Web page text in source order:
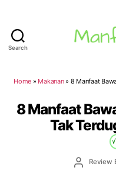
Search
Home » Makanan» 8 Manfaat
8 Manfaat
Tak
PostReview